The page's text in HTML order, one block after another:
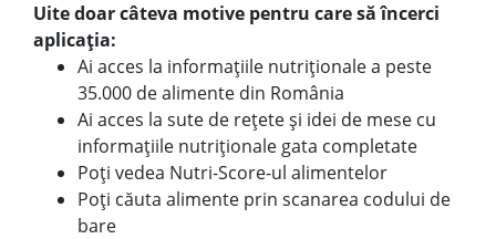
Uite doar câteva motive pentru care să încerci
aplicația:
Ai acces la informațiile nutriționale a peste
35.000 de alimente din România
Ai acces la sute de rețete și idei de mese cu
informațiile nutriționale gata completate
Poți vedea Nutri-Score-ul alimentelor
Poți căuta alimente prin scanarea codului de
bare